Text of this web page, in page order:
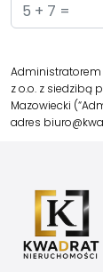
z o.o. z siedzibą
Mazowiecki
adres